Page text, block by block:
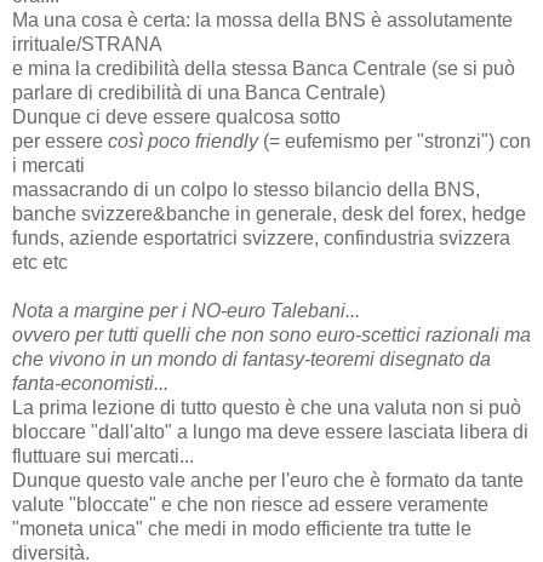
Ma una cosa è certa: la mossa della BNS è assolutamente
irrituale/STRANA
e mina la credibilità della stessa Banca Centrale (se si può
parlare di credibilità di una Banca Centrale)
Dunque ci deve essere qualcosa sotto
per essere così poco friendly(= eufemismo per "stronzi") con
i mercati
massacrando di un colpo lo stesso bilancio della BNS,
banche svizzere&banche in generale, desk del forex, hedge
funds, aziende esportatrici svizzere, confindustria svizzera
etc etc
Nota a margine per i NO-euro Talebani...
ovvero per tutti quelli che non sono euro-scettici razionali ma
che vivono in un mondo di fantasy-teoremi disegnato da
fanta-economisti...
La prima lezione di tutto questo è che una valuta non si può
bloccare "dall'alto" a lungo ma deve essere lasciata libera di
fluttuare sui mercati...
Dunque questo vale anche per l'euro che è formato da tante
valute "bloccate" e che non riesce ad essere veramente
"moneta unica" che medi in modo efficiente tra tutte le
diversità.